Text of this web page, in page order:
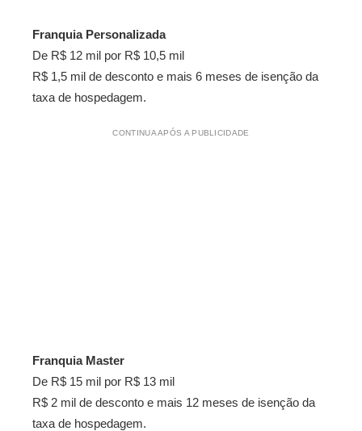
Franquia Personalizada
De R$ 12 mil por R$ 10,5 mil
R$ 1,5 mil de desconto e mais 6 meses de isenção da
taxa de hospedagem.
CONTINUA APÓS A PUBLICIDADE
Franquia Master
De R$ 15 mil por R$ 13 mil
R$ 2 mil de desconto e mais 12 meses de isenção da
taxa de hospedagem.